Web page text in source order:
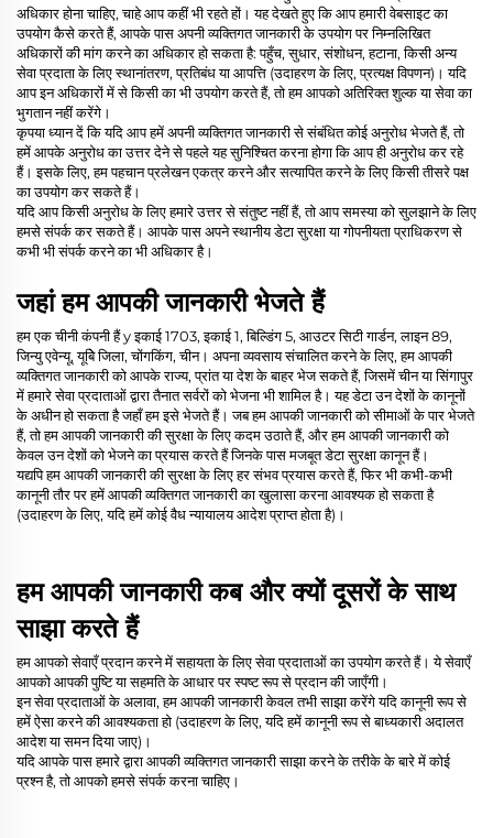
अधिकार होना चाहिए, चाहे आप कहीं भी रहते हों। यह देखते हुए कि आप हमारी वेबसाइट का
उपयोग कैसे करते हैं, आपके पास अपनी व्यक्तिगत जानकारी के उपयोग पर निम्नलिखित
अधिकारों की मांग करने का अधिकार हो सकता है: पहुँच, सुधार, संशोधन, हटाना, किसी अन्य
सेवा प्रदाता के लिए स्थानांतरण, प्रतिबंध या आपत्ति (उदाहरण के लिए, प्रत्यक्ष विपणन)। यदि
आप इन अधिकारों में से किसी का भी उपयोग करते हैं, तो हम आपको अतिरिक्त शुल्क या सेवा का
भुगतान नहीं करेंगे।
कृपया ध्यान दें कि यदि आप हमें अपनी व्यक्तिगत जानकारी से संबंधित कोई अनुरोध भेजते हैं, तो
हमें आपके अनुरोध का उत्तर देने से पहले यह सुनिश्चित करना होगा कि आप ही अनुरोध कर रहे
हैं। इसके लिए, हम पहचान प्रलेखन एकत्र करने और सत्यापित करने के लिए किसी तीसरे पक्ष
का उपयोग कर सकते हैं।
यदि आप किसी अनुरोध के लिए हमारे उत्तर से संतुष्ट नहीं हैं, तो आप समस्या को सुलझाने के लिए
हमसे संपर्क कर सकते हैं। आपके पास अपने स्थानीय डेटा सुरक्षा या गोपनीयता प्राधिकरण से
कभी भी संपर्क करने का भी अधिकार है।
जहां हम आपकी जानकारी भेजते हैं
हम एक चीनी कंपनी हैंy इकाई 1703, इकाई 1, बिल्डिंग 5, आउटर सिटी गार्डन, लाइन 89,
जिन्यु एवेन्यू, यूबेि जिला, चोंगकिंग, चीन। अपना व्यवसाय संचालित करने के लिए, हम आपकी
व्यक्तिगत जानकारी को आपके राज्य, प्रांत या देश के बाहर भेज सकते हैं, जिसमें चीन या सिंगापुर
में हमारे सेवा प्रदाताओं द्वारा तैनात सर्वरों को भेजना भी शामिल है। यह डेटा उन देशों के कानूनों
के अधीन हो सकता है जहाँ हम इसे भेजते हैं। जब हम आपकी जानकारी को सीमाओं के पार भेजते
हैं, तो हम आपकी जानकारी की सुरक्षा के लिए कदम उठाते हैं, और हम आपकी जानकारी को
केवल उन देशों को भेजने का प्रयास करते हैं जिनके पास मजबूत डेटा सुरक्षा कानून हैं।
यद्यपि हम आपकी जानकारी की सुरक्षा के लिए हर संभव प्रयास करते हैं, फिर भी कभी-कभी
कानूनी तौर पर हमें आपकी व्यक्तिगत जानकारी का खुलासा करना आवश्यक हो सकता है
(उदाहरण के लिए, यदि हमें कोई वैध न्यायालय आदेश प्राप्त होता है)।
हम आपकी जानकारी कब और क्यों दूसरों के साथ
साझा करते हैं
हम आपको सेवाएँ प्रदान करने में सहायता के लिए सेवा प्रदाताओं का उपयोग करते हैं। ये सेवाएँ
आपको आपकी पुष्टि या सहमति के आधार पर स्पष्ट रूप से प्रदान की जाएँगी।
इन सेवा प्रदाताओं के अलावा, हम आपकी जानकारी केवल तभी साझा करेंगे यदि कानूनी रूप से
हमें ऐसा करने की आवश्यकता हो (उदाहरण के लिए, यदि हमें कानूनी रूप से बाध्यकारी अदालत
आदेश या समन दिया जाए)।
यदि आपके पास हमारे द्वारा आपकी व्यक्तिगत जानकारी साझा करने के तरीके के बारे में कोई
प्रश्न है, तो आपको हमसे संपर्क करना चाहिए।